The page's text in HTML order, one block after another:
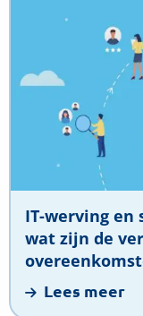
IT-werving en
wat zijn de
Lees meer
werving
selectie
recruitment:
zijn
verschillen